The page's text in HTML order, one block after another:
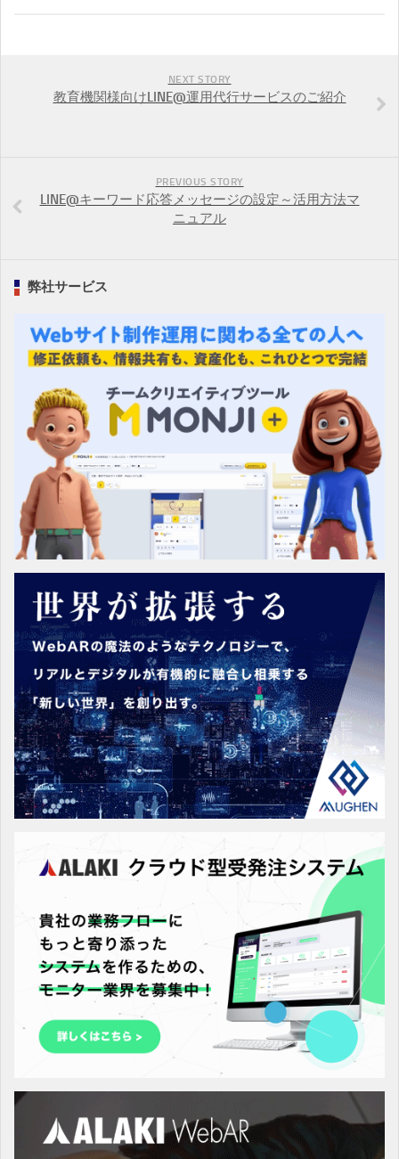
NEXT STORY
教育機関様向けLINE@運用代行サービスのご紹介
PREVIOUS STORY
LINE@キーワード応答メッセージの設定～活用方法マ
ニュアル
弊社サービス